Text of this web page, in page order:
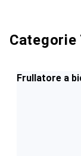
Categorie
Frullatore a